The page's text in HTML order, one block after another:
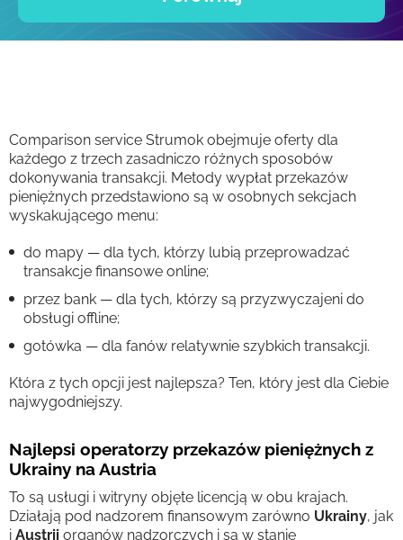
Comparison service Strumok obejmuje oferty dla
każdego z trzech zasadniczo różnych sposobów
dokonywania transakcji. Metody wypłat przekazów
pieniężnych przedstawiono są w osobnych sekcjach
wyskakującego menu:
do mapy — dla tych, którzy lubią przeprowadzać
transakcje finansowe online;
przez bank — dla tych, którzy są przyzwyczajeni do
obsługi offline;
gotówka — dla fanów relatywnie szybkich transakcji.
Która z tych opcji jest najlepsza? Ten, który jest dla Ciebie
najwygodniejszy.
Najlepsi operatorzy przekazów pieniężnych z
Ukrainy na Austria
To są usługi i witryny objęte licencją w obu krajach.
Działają pod nadzorem finansowym zarówno Ukrainy, jak
i Austrii organów nadzorczych i są w stanie